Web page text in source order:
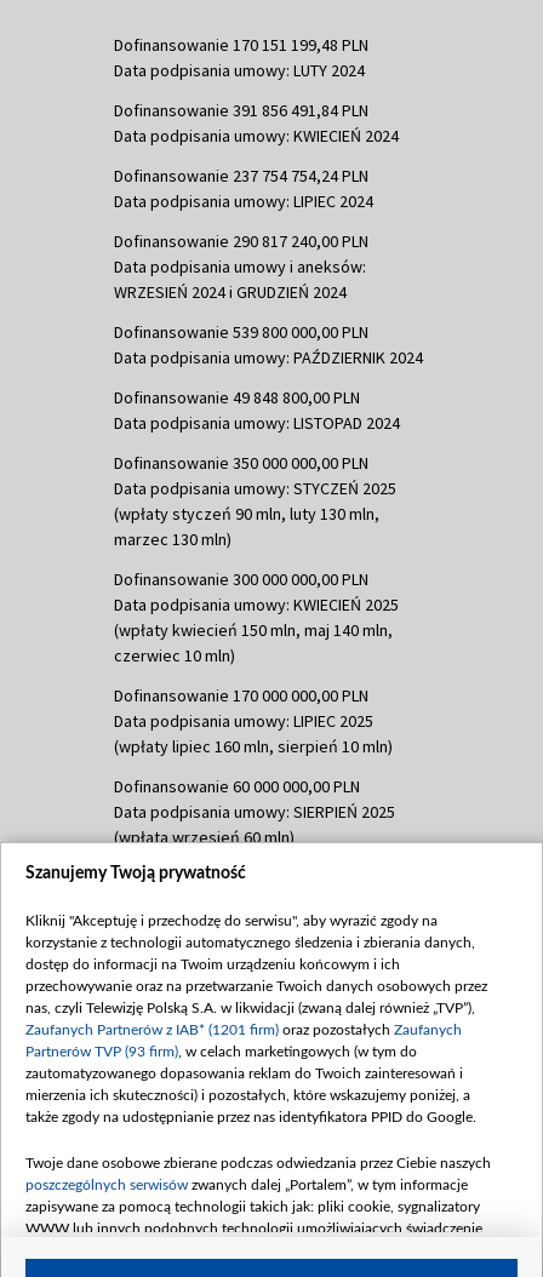
Dofinansowanie 170 151 199,48 PLN
Data podpisania umowy: LUTY 2024
Dofinansowanie 391 856 491,84 PLN
Data podpisania umowy: KWIECIEŃ 2024
Dofinansowanie 237 754 754,24 PLN
Data podpisania umowy: LIPIEC 2024
Dofinansowanie 290 817 240,00 PLN
Data podpisania umowy i aneksów:
WRZESIEŃ 2024 i GRUDZIEŃ 2024
Dofinansowanie 539 800 000,00 PLN
Data podpisania umowy: PAŹDZIERNIK 2024
Dofinansowanie 49 848 800,00 PLN
Data podpisania umowy: LISTOPAD 2024
Dofinansowanie 350 000 000,00 PLN
Data podpisania umowy: STYCZEŃ 2025
(wpłaty styczeń 90 mln, luty 130 mln,
marzec 130 mln)
Dofinansowanie 300 000 000,00 PLN
Data podpisania umowy: KWIECIEŃ 2025
(wpłaty kwiecień 150 mln, maj 140 mln,
czerwiec 10 mln)
Dofinansowanie 170 000 000,00 PLN
Data podpisania umowy: LIPIEC 2025
(wpłaty lipiec 160 mln, sierpień 10 mln)
Dofinansowanie 60 000 000,00 PLN
Data podpisania umowy: SIERPIEŃ 2025
(wpłata wrzesień 60 mln)
Dofinansowanie 635 783 051,21 PLN
(wpłata wrzesień 100 mln, październik 350
mln, listopad 265 mln)
Dofinansowanie 48 862 000,00 PLN
Data podpisania umowy: GRUDZIEŃ 2025
(wpłata grudzień 60,548 mln)
Dofinansowanie 900 000 000,00 PLN
Data podpisania umowy: LUTY 2026 (wpłata
kwiecień 180 mln, 7 maja 180 mln, 8
czerwca 90 mln)
Dofinansowanie 250 000 000,00 PLN
Szanujemy Twoją prywatność
Kliknij "Akceptuję i przechodzę do serwisu", aby wyrazić zgody na
korzystanie z technologii automatycznego śledzenia i zbierania danych,
dostęp do informacji na Twoim urządzeniu końcowym i ich
przechowywanie oraz na przetwarzanie Twoich danych osobowych przez
nas, czyli Telewizję Polską S.A. w likwidacji (zwaną dalej również „TVP”),
Zaufanych Partnerów z IAB* (1201 firm) oraz pozostałych Zaufanych
Partnerów TVP (93 firm) , w celach marketingowych (w tym do
zautomatyzowanego dopasowania reklam do Twoich zainteresowań i
mierzenia ich skuteczności) i pozostałych, które wskazujemy poniżej, a
także zgody na udostępnianie przez nas identyfikatora PPID do Google.
Twoje dane osobowe zbierane podczas odwiedzania przez Ciebie naszych
poszczególnych serwisów zwanych dalej „Portalem”, w tym informacje
zapisywane za pomocą technologii takich jak: pliki cookie, sygnalizatory
WWW lub innych podobnych technologii umożliwiających świadczenie